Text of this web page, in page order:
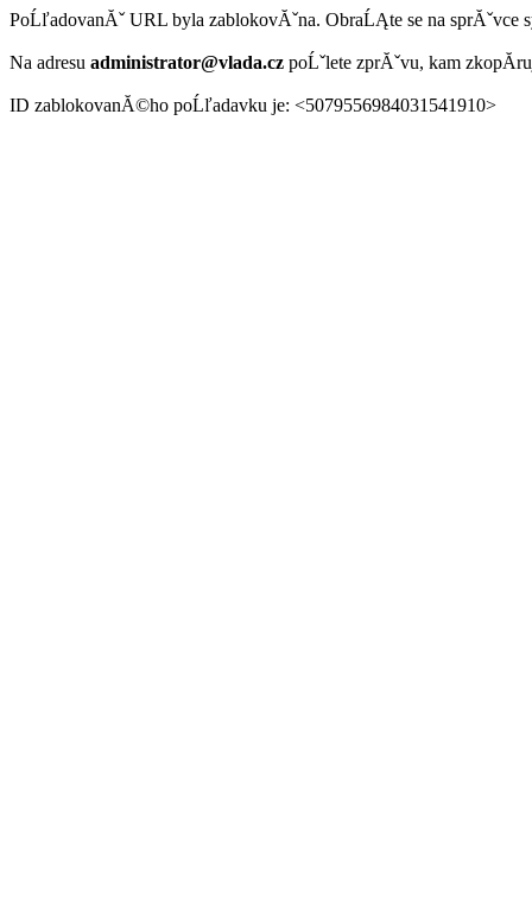
PoĹľadovanĂˇ URL byla zablokovĂˇna. ObraĹĄte se na sprĂˇvce
Na adresu administrator@vlada.cz poĹˇlete zprĂˇvu, kam
ID zablokovanĂ©ho poĹľadavku je: <5079556984031541910>